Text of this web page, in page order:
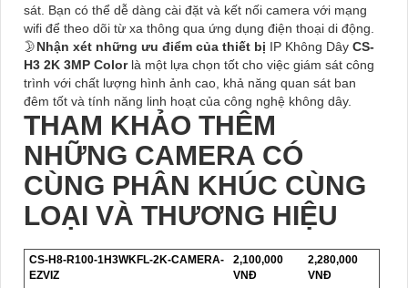
sát. Bạn có thể dễ dàng cài đặt và kết nối camera với mạng
wifi để theo dõi từ xa thông qua ứng dụng điện thoại di động.
🌛Nhận xét những ưu điểm của thiết bị IP Không Dây CS-
H3 2K 3MP Color là một lựa chọn tốt cho việc giám sát công
trình với chất lượng hình ảnh cao, khả năng quan sát ban
đêm tốt và tính năng linh hoạt của công nghệ không dây.
THAM KHẢO THÊM
NHỮNG CAMERA CÓ
CÙNG PHÂN KHÚC CÙNG
LOẠI VÀ THƯƠNG HIỆU
CS-H8-R100-1H3WKFL-2K-CAMERA-
EZVIZ
2,100,000
VNĐ
2,280,000
VNĐ